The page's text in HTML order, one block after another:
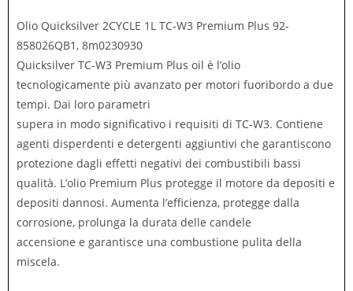
Olio Quicksilver 2CYCLE 1L TC-W3 Premium Plus 92-
858026QB1, 8m0230930
Quicksilver TC-W3 Premium Plus oil è l’olio
tecnologicamente più avanzato per motori fuoribordo a due
tempi. Dai loro parametri
supera in modo significativo i requisiti di TC-W3. Contiene
agenti disperdenti e detergenti aggiuntivi che garantiscono
protezione dagli effetti negativi dei combustibili bassi
qualità. L’olio Premium Plus protegge il motore da depositi e
depositi dannosi. Aumenta l’efficienza, protegge dalla
corrosione, prolunga la durata delle candele
accensione e garantisce una combustione pulita della
miscela.